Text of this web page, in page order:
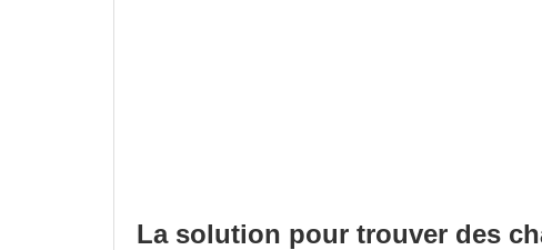
La solution pour trouver des